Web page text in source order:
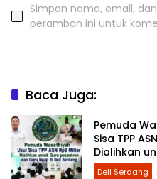
Simpan nama, email,
peramban ini untuk
Baca Juga:
Pemuda
Sisa TPP
Dialihkan
Guru Ngaji
Deli Serdang